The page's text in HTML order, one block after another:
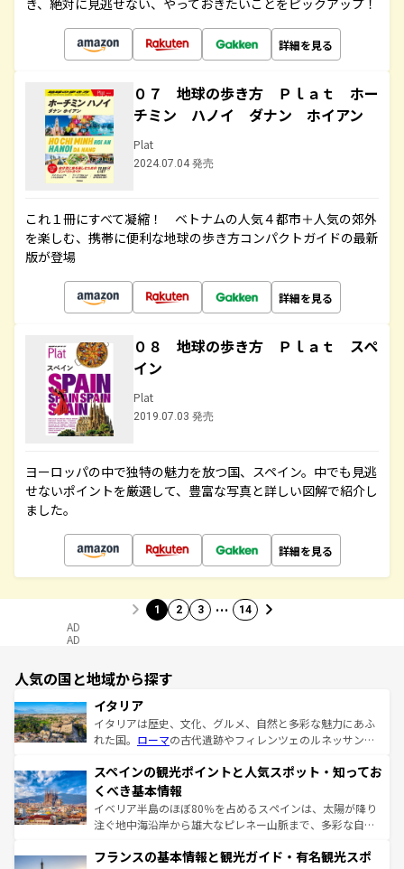
き、絶対に見逃せない、やっておきたいことをピックアップ！
詳細を見る
０７ 地球の歩き方 Ｐｌａｔ ホー
チミン ハノイ ダナン ホイアン
Plat
2024.07.04 発売
これ１冊にすべて凝縮！ ベトナムの人気４都市＋人気の郊外
を楽しむ、携帯に便利な地球の歩き方コンパクトガイドの最新
版が登場
詳細を見る
０８ 地球の歩き方 Ｐｌａｔ スペ
イン
Plat
2019.07.03 発売
ヨーロッパの中で独特の魅力を放つ国、スペイン。中でも見逃
せないポイントを厳選して、豊富な写真と詳しい図解で紹介し
ました。
詳細を見る
1 2 3 … 14
AD
AD
人気の国と地域から探す
イタリア
イタリアは歴史、文化、グルメ、自然と多彩な魅力にあふ
れた国。 ローマの古代遺跡やフィレンツェのルネッサンス
ろん、トスカーナの美しい田園風景やアマルフィ海岸の絶
景など、自然景観も見逃せない。観光の合間には、本場の
ピザやパスタなど、絶品のイタリア料理を堪能することも
できる。朝目覚めてから夜眠るまで、すべての瞬間を楽し
なお、新着のイタリア情報はコンテンツ一覧を参照してほ
スペインの観光ポイントと人気スポット・知ってお
くべき基本情報
イベリア半島のほぼ80％を占めるスペインは、太陽が降り
注ぐ地中海沿岸から雄大なピレネー山脈まで、多彩な自然
文化が根付くこの国では、情熱的なフラメンコ、熱気あふ
フランスの基本情報と観光ガイド・有名観光スポ